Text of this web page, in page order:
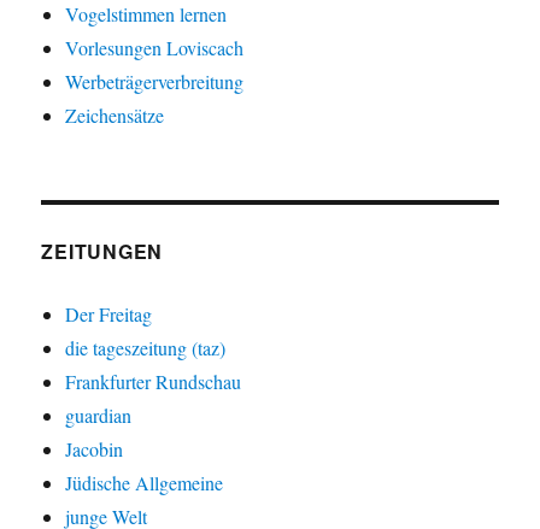
Vogelstimmen lernen
Vorlesungen Loviscach
Werbeträgerverbreitung
Zeichensätze
ZEITUNGEN
Der Freitag
die tageszeitung (taz)
Frankfurter Rundschau
guardian
Jacobin
Jüdische Allgemeine
junge Welt